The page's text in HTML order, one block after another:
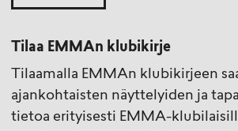
Tilaa EMMAn klubikirje
Tilaamalla EMMAn klubikirjeen
ajankohtaisten näyttelyiden ja
tietoa erityisesti EMMA-